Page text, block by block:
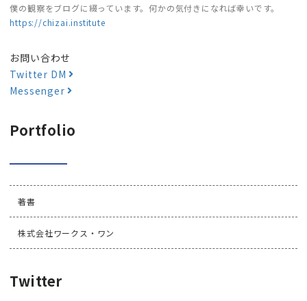
僕の観察をブログに綴っています。何かの気付きになれば幸いです。
https://chizai.institute
お問い合わせ
Twitter DM
Messenger
Portfolio
著書
株式会社ワークス・ワン
Twitter